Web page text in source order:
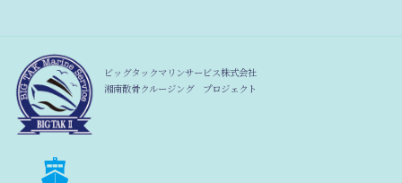
ビッグタックマリンサービス株式会社
湘南散骨クルージング プロジェクト